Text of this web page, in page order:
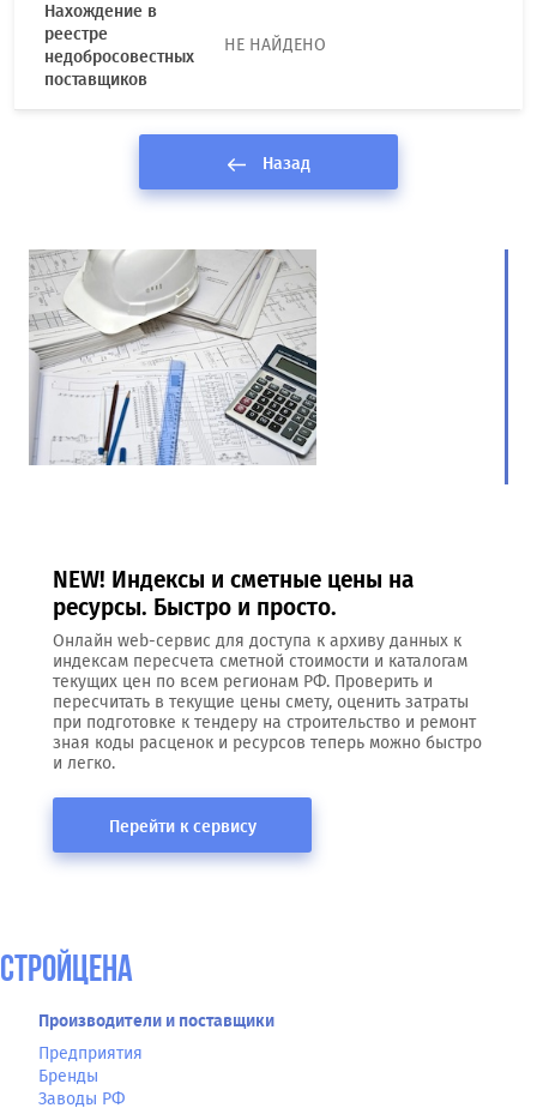
Нахождение в
реестре
недобросовестных
поставщиков
НЕ НАЙДЕНО
Назад
NEW! Индексы и сметные цены на
ресурсы. Быстро и просто.
Онлайн web-сервис для доступа к архиву данных к
индексам пересчета сметной стоимости и каталогам
текущих цен по всем регионам РФ. Проверить и
пересчитать в текущие цены смету, оценить затраты
при подготовке к тендеру на строительство и ремонт
зная коды расценок и ресурсов теперь можно быстро
и легко.
Перейти к сервису
СтройЦена
Производители и поставщики
Предприятия
Бренды
Заводы РФ